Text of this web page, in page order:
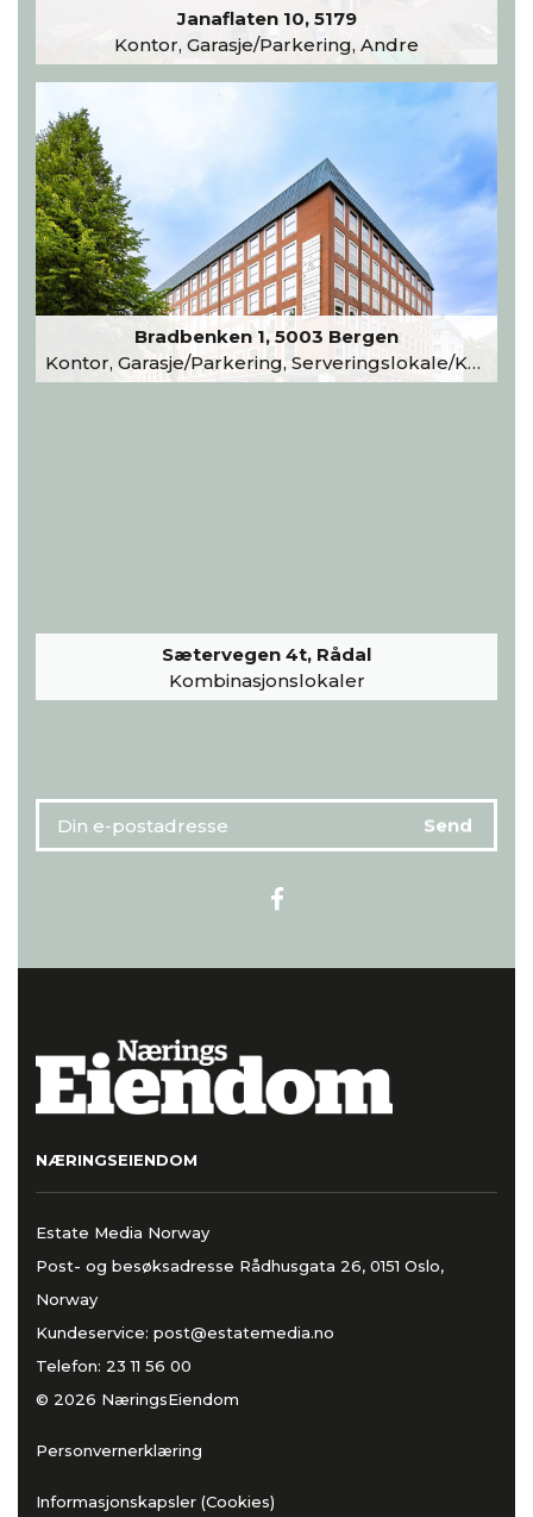
Janaflaten 10, 5179
Kontor, Garasje/Parkering, Andre
Bradbenken 1, 5003 Bergen
Kontor, Garasje/Parkering, Serveringslokale/Kantine, Undervisning/Arrangement
Sætervegen 4t, Rådal
Kombinasjonslokaler
NÆRINGSEIENDOM
Estate Media Norway
Post- og besøksadresse Rådhusgata 26, 0151 Oslo,
Norway
Kundeservice: post@estatemedia.no
Telefon: 23 11 56 00
© 2026 NæringsEiendom
Personvernerklæring
Informasjonskapsler (Cookies)